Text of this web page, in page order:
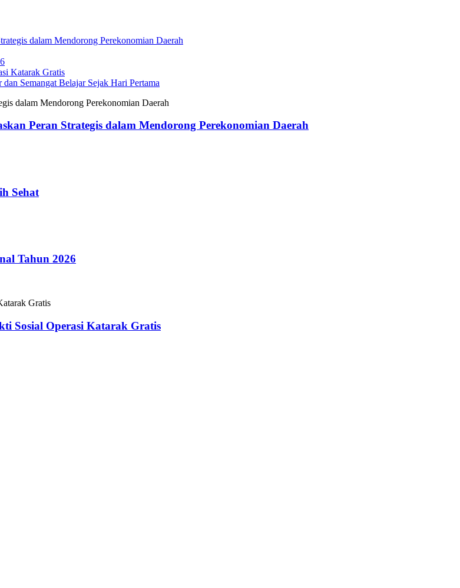
dalam Mendorong Perekonomian Daerah
Katarak Gratis
Semangat Belajar Sejak Hari Pertama
Peran Strategis dalam Mendorong Perekonomian Daerah
Sehat
Tahun 2026
Sosial Operasi Katarak Gratis